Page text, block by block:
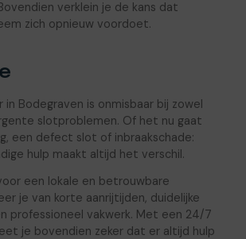
verklein je de kans dat
zich opnieuw voordoet.
in Bodegraven is onmisbaar bij zowel
slotproblemen. Of het nu gaat
een defect slot of inbraakschade:
hulp maakt altijd het verschil.
een lokale en betrouwbare
je van korte aanrijtijden, duidelijke
professioneel vakwerk. Met een 24/7
je bovendien zeker dat er altijd hulp